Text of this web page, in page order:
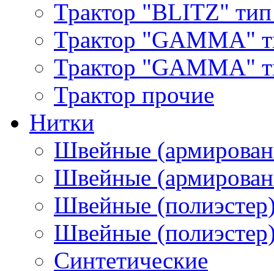
Трактор "BLITZ"
Трактор "GAMMA"
Трактор "GAMMA"
Трактор прочие
Нитки
Швейные
Швейные
Швейные
Швейные
Синтетические